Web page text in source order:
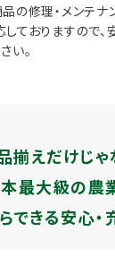
の修理・メンテナ
ておりますので、
い。
揃えだけじ
最大級の農
できる安心